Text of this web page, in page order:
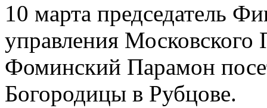
10 марта председатель
управления Московского
Фоминский Парамон
Богородицы в Рубцове.